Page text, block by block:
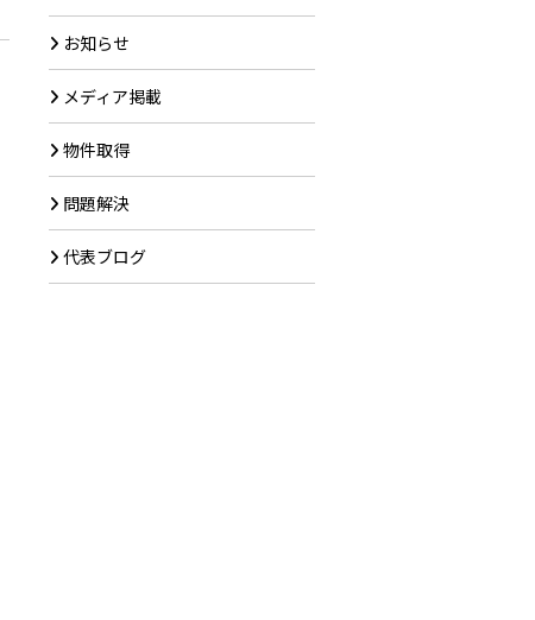
お知らせ
メディア掲載
物件取得
問題解決
代表ブログ